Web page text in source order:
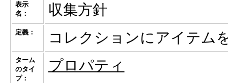
表示
名：
収集方針
定義： コレクションにアイテム
ターム
のタイ
プ：
プロパティ